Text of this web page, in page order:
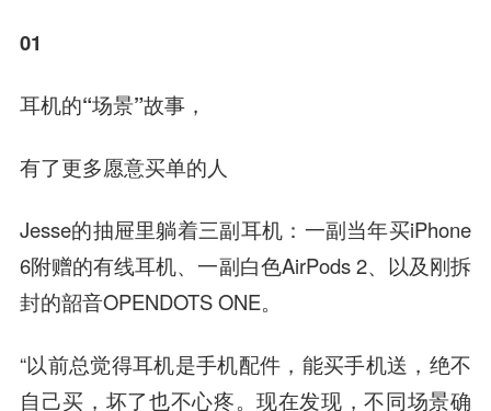
01
耳机的“场景”故事，
有了更多愿意买单的人
Jesse的抽屉里躺着三副耳机：一副当年买iPhone
6附赠的有线耳机、一副白色AirPods 2、以及刚拆
封的韶音OPENDOTS ONE。
“以前总觉得耳机是手机配件，能买手机送，绝不
自己买，坏了也不心疼。现在发现，不同场景确